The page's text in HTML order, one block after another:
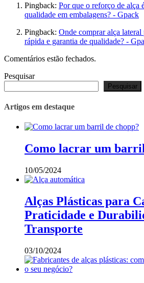
Pingback: Por que o reforço de alça
qualidade em embalagens? - Gpack
Pingback: Onde comprar alça lateral
rápida e garantia de qualidade? -
Comentários estão fechados.
Pesquisar
Pesquisar
Artigos em destaque
Como lacrar um
10/05/2024
Alças Plásticas para
Praticidade e
Transporte
03/10/2024